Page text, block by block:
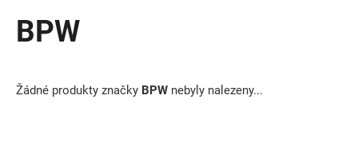
BPW
Žádné produkty značky BPW nebyly nalezeny...